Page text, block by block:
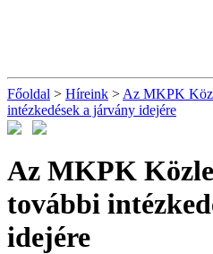
Főoldal > Híreink > Az MKPK
intézkedések a járvány idejére
Az MKPK
további
idejére